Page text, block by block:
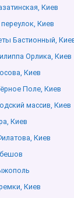
Киев
Киев
Бастионный,
Орлика, Киев
Киев
Поле, Киев
массив, Киев
Киев
Киев
Киев